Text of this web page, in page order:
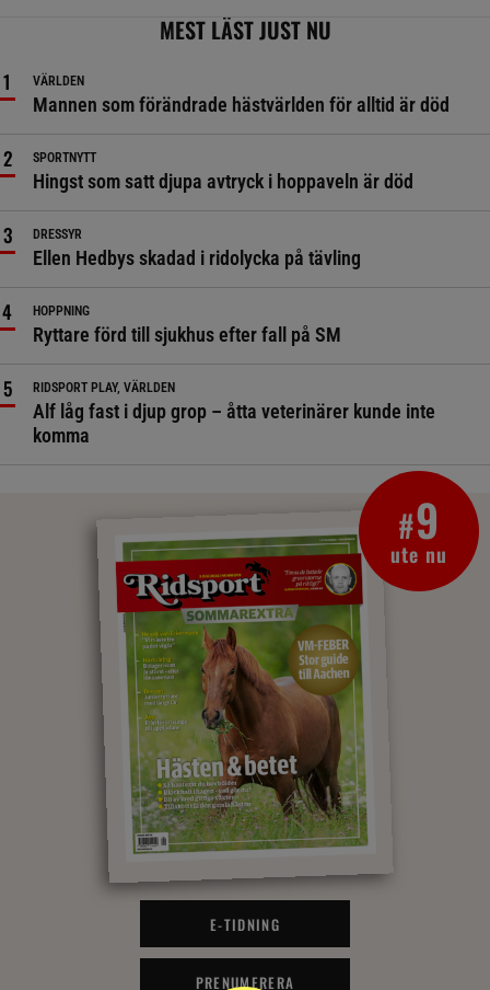
MEST LÄST JUST NU
VÄRLDEN
Mannen som förändrade hästvärlden för alltid är död
SPORTNYTT
Hingst som satt djupa avtryck i hoppaveln är död
DRESSYR
Ellen Hedbys skadad i ridolycka på tävling
HOPPNING
Ryttare förd till sjukhus efter fall på SM
RIDSPORT PLAY, VÄRLDEN
Alf låg fast i djup grop – åtta veterinärer kunde inte
komma
#9
ute nu
E-TIDNING
PRENUMERERA